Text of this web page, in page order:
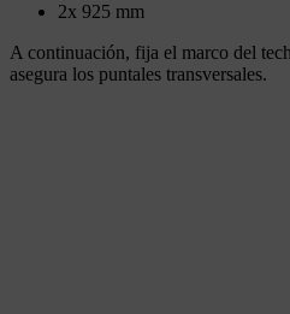
2x 925 mm
A continuación, fija el marco del
asegura los puntales transversales.